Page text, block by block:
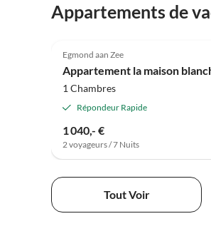
Appartements de
Egmond aan Zee
Appartement la maison
1 Chambres
Répondeur Rapide
1 040,- €
2 voyageurs / 7 Nuits
Tout Voir